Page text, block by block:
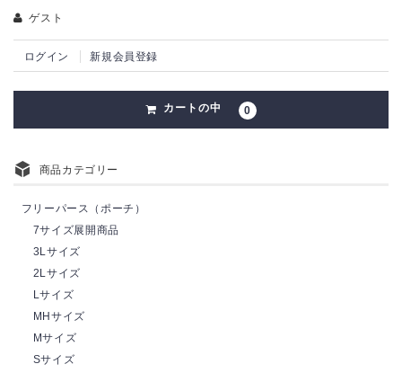
ゲスト
ログイン 新規会員登録
カートの中 0
商品カテゴリー
フリーパース（ポーチ）
7サイズ展開商品
3Lサイズ
2Lサイズ
Lサイズ
MHサイズ
Mサイズ
Sサイズ